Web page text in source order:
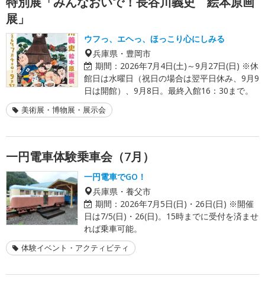
展」
ウフっ、エヘっ、ほっこり心にしみる
兵庫県・豊岡市
期間： 2026年7月4日(土)～9月27日(日) ※休
館日は水曜日（祝日の場合は翌平日休み、9月9
日は開館）、9月8日。最終入館16：30まで。
美術展・博物展・展示会
一円電車体験乗車会（7月）
一円電車でGO！
兵庫県・養父市
期間： 2026年7月5日(日)・26日(日) ※開催
日は7/5(日)・26(日)。15時までに受付を済ませ
れば乗車可能。
体験イベント・アクティビティ